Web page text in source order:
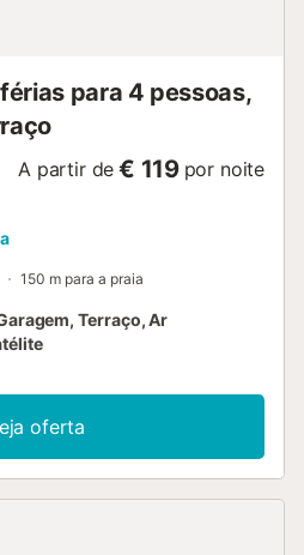
para 4 pessoas,
A partir de € 119 por noite
150 m para a praia
Terraço, Ar
oferta